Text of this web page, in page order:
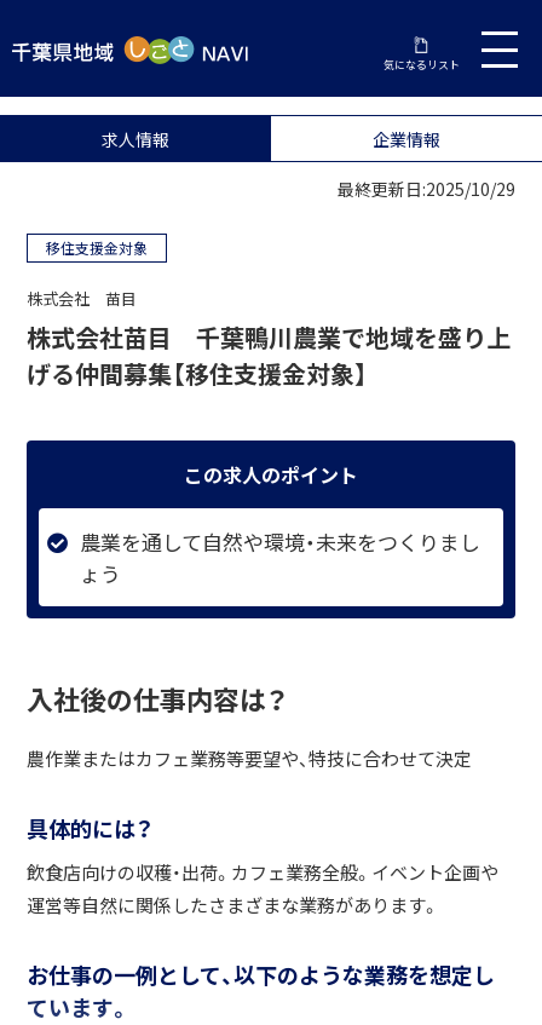
気になるリスト
求人情報 企業情報
最終更新日:2025/10/29
移住支援金対象
株式会社 苗目
株式会社苗目 千葉鴨川農業で地域を盛り上
げる仲間募集【移住支援金対象】
この求人のポイント
農業を通して自然や環境・未来をつくりまし
ょう
入社後の仕事内容は？
農作業またはカフェ業務等要望や、特技に合わせて決定
具体的には？
飲食店向けの収穫・出荷。カフェ業務全般。イベント企画や
運営等自然に関係したさまざまな業務があります。
お仕事の一例として、以下のような業務を想定し
ています。